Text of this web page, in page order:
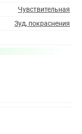
Чувствительная
Зуд, покраснения